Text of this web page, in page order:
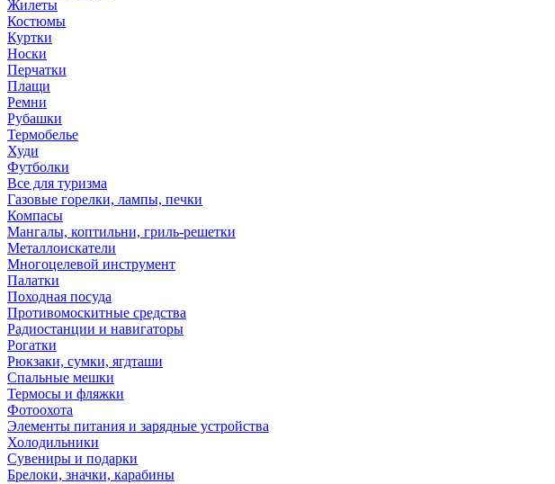
Жилеты
Костюмы
Куртки
Носки
Перчатки
Плащи
Ремни
Рубашки
Термобелье
Худи
Футболки
Все для туризма
Газовые горелки, лампы, печки
Компасы
Мангалы, коптильни, гриль-решетки
Металлоискатели
Многоцелевой инструмент
Палатки
Походная посуда
Противомоскитные средства
Радиостанции и навигаторы
Рогатки
Рюкзаки, сумки, ягдташи
Спальные мешки
Термосы и фляжки
Фотоохота
Элементы питания и зарядные устройства
Холодильники
Сувениры и подарки
Брелоки, значки, карабины